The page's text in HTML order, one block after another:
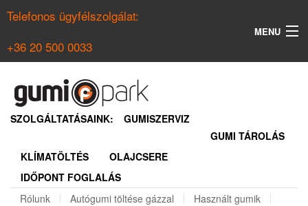
Telefonos ügyfélszolgálat:
+36 20 500 0033
MENU
NYÁRI GUMI KERESŐ
REGISZTRÁCIÓ
SZOLGÁLTATÁSAINK:
GUMISZERVIZ
GUMI TÁROLÁS
KLÍMATÖLTÉS
OLAJCSERE
IDŐPONT FOGLALÁS
Rólunk
Autógumi töltése gázzal
Használt gumik